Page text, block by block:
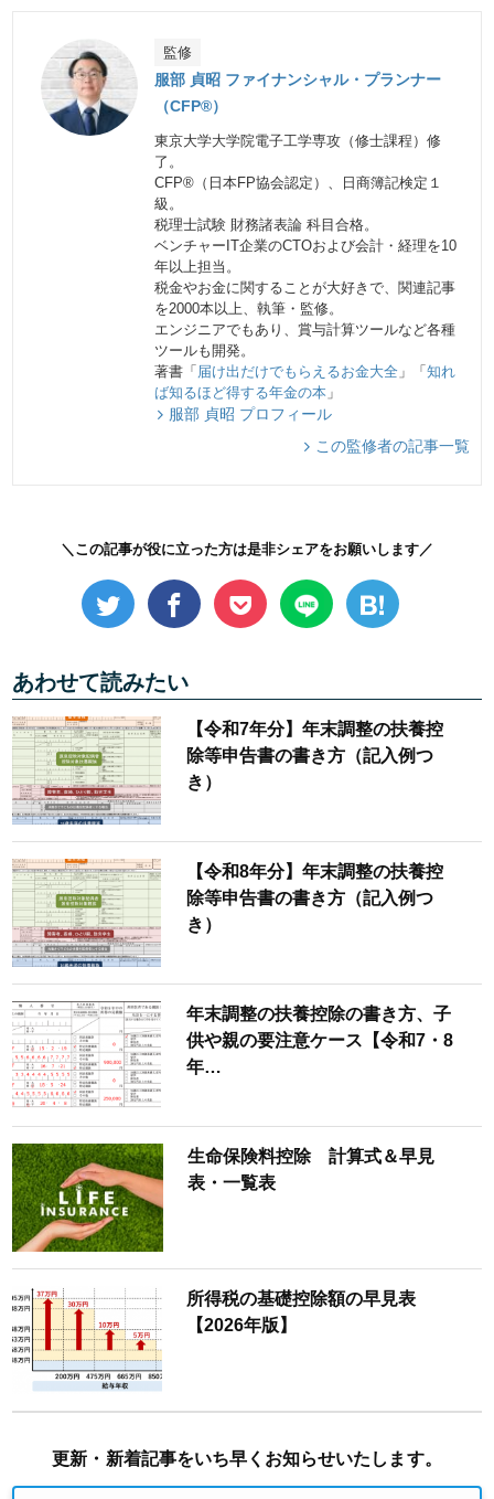
監修
服部 貞昭 ファイナンシャル・プランナー
（CFP®）
東京大学大学院電子工学専攻（修士課程）修
了。
CFP®（日本FP協会認定）、日商簿記検定１
級。
税理士試験 財務諸表論 科目合格。
ベンチャーIT企業のCTOおよび会計・経理を10
年以上担当。
税金やお金に関することが大好きで、関連記事
を2000本以上、執筆・監修。
エンジニアでもあり、賞与計算ツールなど各種
ツールも開発。
著書「 届け出だけでもらえるお金大全 」「知れ
ば知るほど得する年金の本 」
服部 貞昭 プロフィール
この監修者の記事一覧
＼この記事が役に立った方は是非シェアをお願いします／
あわせて読みたい
【令和7年分】年末調整の扶養控
除等申告書の書き方（記入例つ
き）
【令和8年分】年末調整の扶養控
除等申告書の書き方（記入例つ
き）
年末調整の扶養控除の書き方、子
供や親の要注意ケース【令和7・8
年…
生命保険料控除 計算式＆早見
表・一覧表
所得税の基礎控除額の早見表
【2026年版】
更新・新着記事をいち早くお知らせいたします。